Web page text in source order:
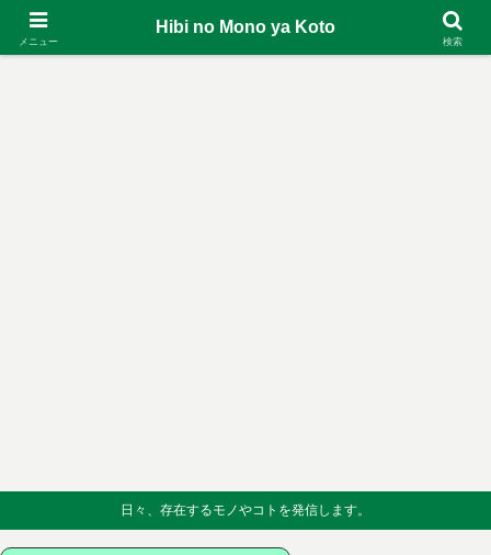
日々、存在するモノやコトを発信します。
メニュー
Hibi no Mono ya Koto
検索